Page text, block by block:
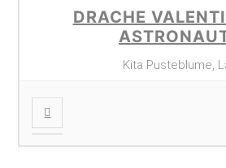
DRACHE
Kita Pusteblume,